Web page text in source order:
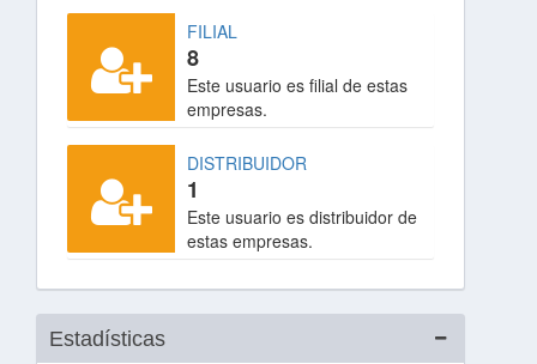
FILIAL
8
Este usuario es filial de estas
empresas.
DISTRIBUIDOR
1
Este usuario es distribuidor de
estas empresas.
Estadísticas